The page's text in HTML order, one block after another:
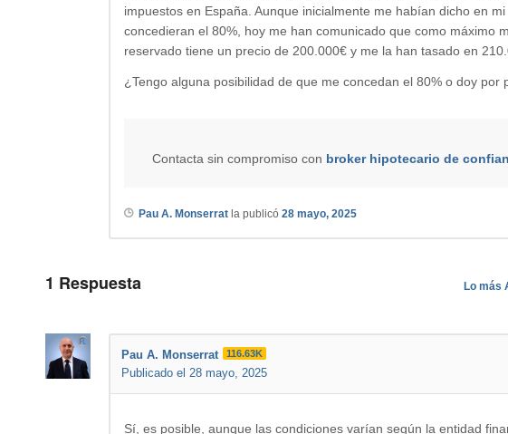
impuestos en España. Aunque inicialmente me habían dicho en
concedieran el 80%, hoy me han comunicado que como máximo
reservado tiene un precio de 200.000€ y me la han tasado en
¿Tengo alguna posibilidad de que me concedan el 80% o doy por
Contacta sin compromiso con broker hipotecario de
Pau A. Monserrat la publicó 28 mayo, 2025
1 Respuesta Lo más
Pau A. Monserrat 116.63K
Publicado el 28 mayo, 2025
Sí, es posible, aunque las condiciones varían según la entidad